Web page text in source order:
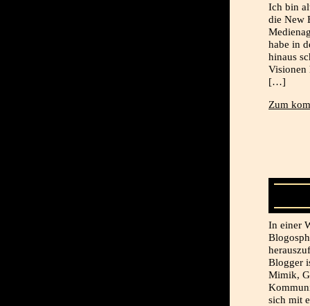
Ich bin
die New
habe in
hinaus
Visionen
[…]
Zum
In einer
Blogger
Mimik,
sich mit